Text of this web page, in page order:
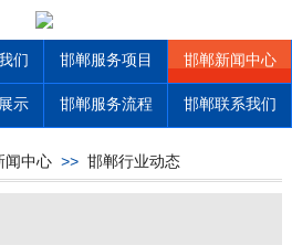
们 邯郸服务项目 邯郸新闻中心
示 邯郸服务流程 邯郸联系我们
闻中心>> 邯郸行业动态